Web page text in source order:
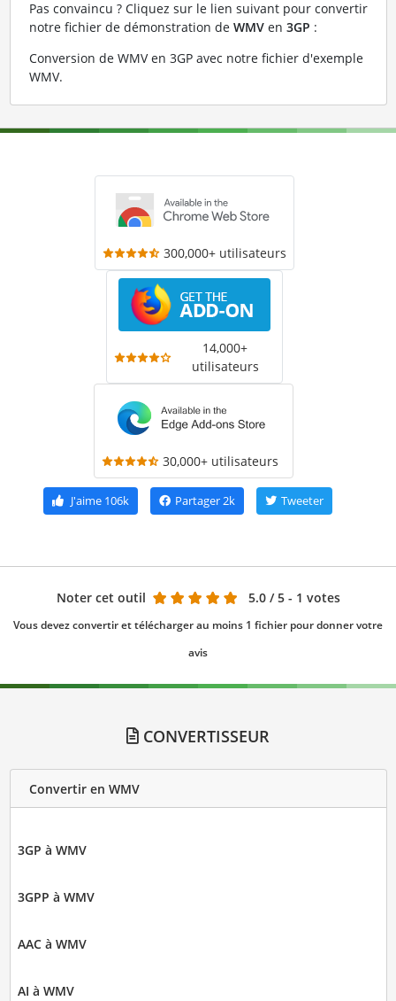
Pas convaincu ? Cliquez sur le lien suivant pour convertir
notre fichier de démonstration de WMVen 3GP :
Conversion de WMV en 3GP avec notre fichier d'exemple
WMV.
300,000+ utilisateurs
14,000+
utilisateurs
30,000+ utilisateurs
J'aime106k Partager2k Tweeter
Noter cet outil 5.0 / 5 - 1 votes
Vous devez convertir et télécharger au moins 1 fichier pour donner votre
avis
CONVERTISSEUR
Convertir en WMV
3GP à WMV
3GPP à WMV
AAC à WMV
AI à WMV